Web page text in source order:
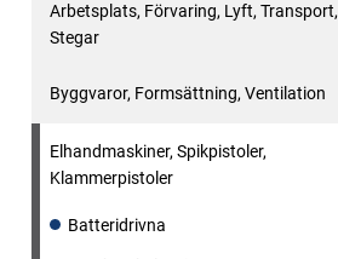
Arbetsplats, Förvaring, Lyft, Transport,
Stegar
Byggvaror, Formsättning, Ventilation
Elhandmaskiner, Spikpistoler,
Klammerpistoler
Batteridrivna